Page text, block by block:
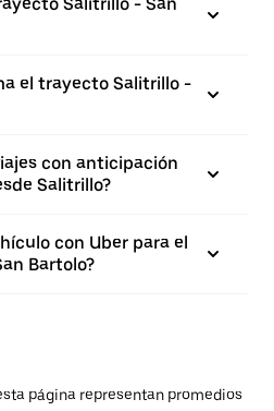
el trayecto Salitrillo -
con anticipación
Salitrillo?
con Uber para el
Bartolo?
página representan promedios